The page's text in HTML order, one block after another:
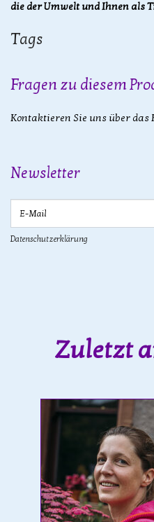
die der Umwelt und Ihnen als
Tags
Fragen zu diesem
Kontaktieren Sie uns über
Newsletter
Datenschutzerklärung
Zuletzt